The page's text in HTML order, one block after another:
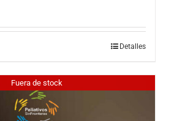
Detalles
Fuera de stock